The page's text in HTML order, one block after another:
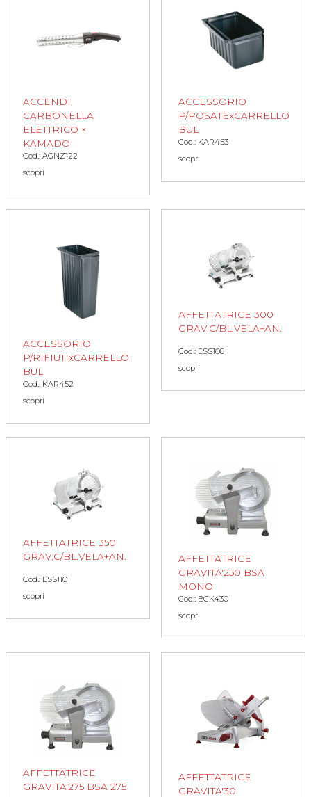
ACCENDI
CARBONELLA
ELETTRICO ×
KAMADO
Cod.: AGNZ122
scopri
ACCESSORIO
P/POSATExCARRELLO
BUL
Cod.: KAR453
scopri
ACCESSORIO
P/RIFIUTIxCARRELLO
BUL
Cod.: KAR452
scopri
AFFETTATRICE 300
GRAV.C/BL.VELA+AN.
Cod.: ESS108
scopri
AFFETTATRICE 350
GRAV.C/BL.VELA+AN.
Cod.: ESS110
scopri
AFFETTATRICE
GRAVITA'250 BSA
MONO
Cod.: BCK430
scopri
AFFETTATRICE
GRAVITA'275 BSA 275
AFFETTATRICE
GRAVITA'30